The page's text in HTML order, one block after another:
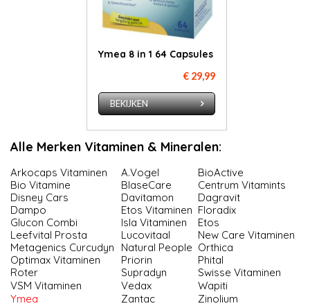
Ymea 8 in 1 64 Capsules
€ 29,99
BEKIJKEN
Alle Merken Vitaminen & Mineralen:
Arkocaps Vitaminen A.Vogel
BioActive
Bio Vitamine
BlaseCare
Centrum Vitamints
Disney Cars
Davitamon
Dagravit
Dampo
Etos Vitaminen Floradix
Glucon Combi
Isla Vitaminen
Etos
Leefvital Prosta
Lucovitaal
New Care Vitaminen
Meta­ge­nics Cur­cu­dyn
Natural People Orthica
Optimax Vitaminen
Priorin
Phital
Roter
Supradyn
Swisse Vitaminen
VSM Vitaminen
Vedax
Wapiti
Ymea
Zantac Zinolium